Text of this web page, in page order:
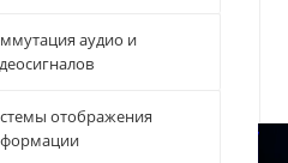
аудио и
отображения